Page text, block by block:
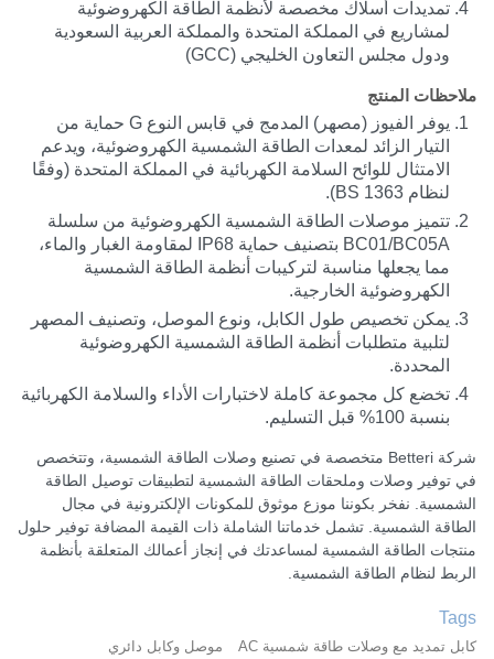
تمديدات أسلاك مخصصة لأنظمة الطاقة الكهروضوئية
لمشاريع في المملكة المتحدة والمملكة العربية السعودية
ودول مجلس التعاون الخليجي (GCC)
ملاحظات المنتج
يوفر الفيوز (مصهر) المدمج في قابس النوع G حماية من
التيار الزائد لمعدات الطاقة الشمسية الكهروضوئية، ويدعم
الامتثال للوائح السلامة الكهربائية في المملكة المتحدة (وفقًا
لنظام BS 1363).
تتميز موصلات الطاقة الشمسية الكهروضوئية من سلسلة
BC01/BC05A بتصنيف حماية IP68 لمقاومة الغبار والماء،
مما يجعلها مناسبة لتركيبات أنظمة الطاقة الشمسية
الكهروضوئية الخارجية.
يمكن تخصيص طول الكابل، ونوع الموصل، وتصنيف المصهر
لتلبية متطلبات أنظمة الطاقة الشمسية الكهروضوئية
المحددة.
تخضع كل مجموعة كاملة لاختبارات الأداء والسلامة الكهربائية
بنسبة 100% قبل التسليم.
شركة Betteri متخصصة في تصنيع وصلات الطاقة الشمسية، وتتخصص
في توفير وصلات وملحقات الطاقة الشمسية لتطبيقات توصيل الطاقة
الشمسية. نفخر بكوننا موزع موثوق للمكونات الإلكترونية في مجال
الطاقة الشمسية. تشمل خدماتنا الشاملة ذات القيمة المضافة توفير حلول
منتجات الطاقة الشمسية لمساعدتك في إنجاز أعمالك المتعلقة بأنظمة
الربط لنظام الطاقة الشمسية.
Tags
كابل تمديد مع وصلات طاقة شمسية AC
موصل وكابل دائري